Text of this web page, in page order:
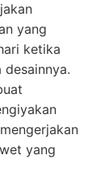
yang
ketika
yang